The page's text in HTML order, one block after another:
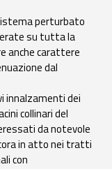
perturbato
su tutta la
anche carattere
dal
innalzamenti dei
collinari del
da notevole
in atto nei tratti
con